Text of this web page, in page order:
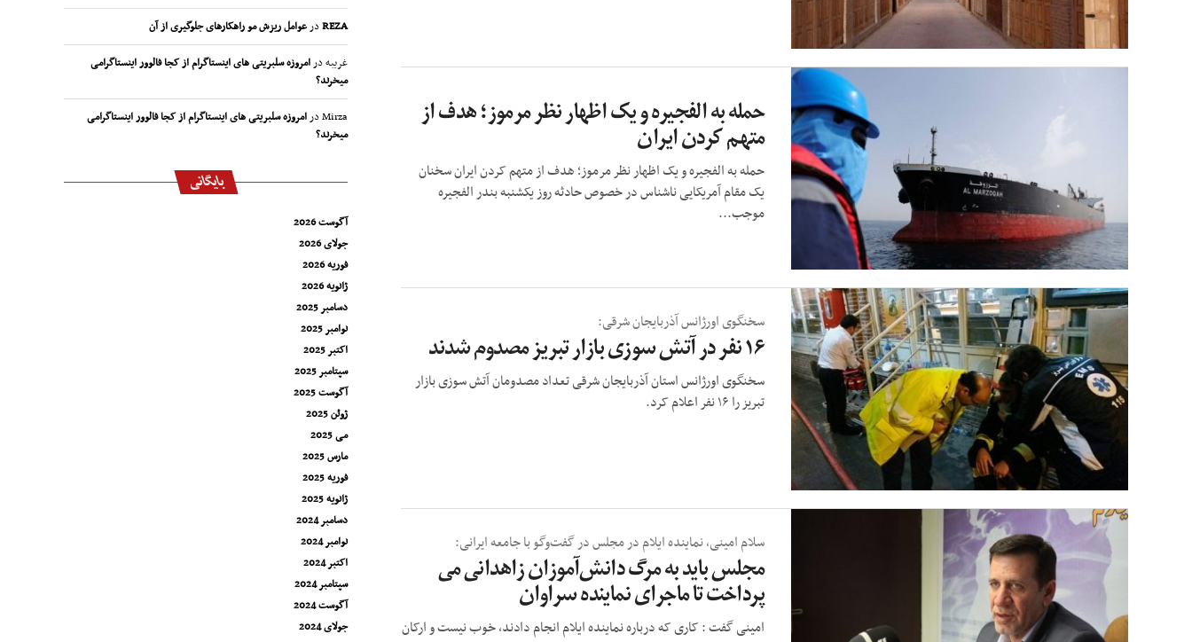
حمله به الفجیره و یک اظهار نظر مرموز؛ هدف از
متهم کردن ایران
حمله به الفجیره و یک اظهار نظر مرموز؛ هدف از متهم کردن ایران سخنان
یک مقام آمریکایی ناشناس در خصوص حادثه روز یکشنبه بندر الفجیره
موجب...
سخنگوی اورژانس آذربایجان شرقی:
۱۶ نفر در آتش سوزی بازار تبریز مصدوم شدند
سخنگوی اورژانس استان آذربایجان شرقی تعداد مصدومان آتش سوزی بازار
تبریز را ۱۶ نفر اعلام کرد.
سلام امینی، نماینده ایلام در مجلس در گفت‌وگو با جامعه ایرانی:
مجلس باید به مرگ دانش‌آموزان زاهدانی می
پرداخت تا ماجرای نماینده سراوان
امینی گفت : کاری که درباره نماینده ایلام انجام دادند، خوب نیست و ارکان
REZAدرعوامل ریزش مو راهکارهای جلوگیری از آن
غریبهدرامروزه سلبریتی های اینستاگرام از کجا فالوور اینستاگرامی
میخرند؟
Mirzaدرامروزه سلبریتی های اینستاگرام از کجا فالوور اینستاگرامی
میخرند؟
بایگانی
آگوست 2026
جولای 2026
فوریه 2026
ژانویه 2026
دسامبر 2025
نوامبر 2025
اکتبر 2025
سپتامبر 2025
آگوست 2025
ژوئن 2025
می 2025
مارس 2025
فوریه 2025
ژانویه 2025
دسامبر 2024
نوامبر 2024
اکتبر 2024
سپتامبر 2024
آگوست 2024
جولای 2024